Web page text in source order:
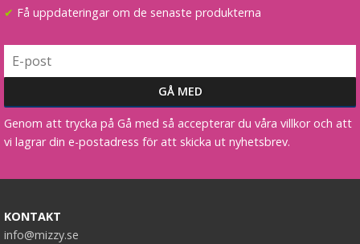
★★★★★
VÄLJ
✔ Få uppdateringar om de senaste produkterna
Genom att trycka på Gå med så accepterar du våra villkor och att
vi lagrar din e-postadress för att skicka ut nyhetsbrev.
KONTAKT
info@mizzy.se